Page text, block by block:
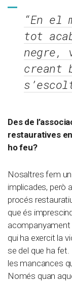
“En el
tot
negre,
creant
Des de
restauratives
ho feu?
Nosaltres fem
implicades, però
procés
que és
acompanyament
qui ha exercit la
se del que ha
les mancances
Només quan